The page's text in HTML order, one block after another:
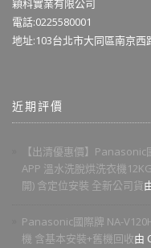
穎科實業有限公司
電話:0225580001
地址:103台北市大同區南京西
近期評價
【出清優惠價】Panasonic
APP 溫水洗脫烘洗衣機
開) 含定位安裝 全新公司貨
Panasonic國際牌 NA-
機 含基本安裝+舊機回收由